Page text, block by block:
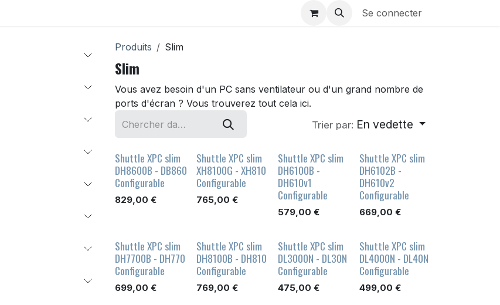
Se connecter
Produits Slim
Slim
Vous avez besoin d'un PC sans ventilateur ou d'un grand nombre de
ports d'écran ? Vous trouverez tout cela ici.
Trier par: En vedette
Shuttle XPC slim
DH8600B - DB860
Configurable
829,00 €
Shuttle XPC slim
XH8100G - XH810
Configurable
765,00 €
Shuttle XPC slim
DH6100B -
DH610v1
Configurable
579,00 €
Shuttle XPC slim
DH6102B -
DH610v2
Configurable
669,00 €
Shuttle XPC slim
DH7700B - DH770
Configurable
699,00 €
Shuttle XPC slim
DH8100B - DH810
Configurable
769,00 €
Shuttle XPC slim
DL3000N - DL30N
Configurable
475,00 €
Shuttle XPC slim
DL4000N - DL40N
Configurable
499,00 €